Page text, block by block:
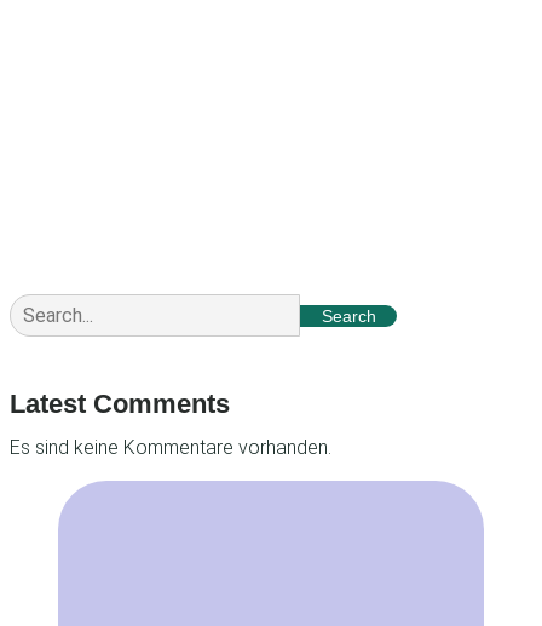
Search
Latest Comments
Es sind keine Kommentare vorhanden.